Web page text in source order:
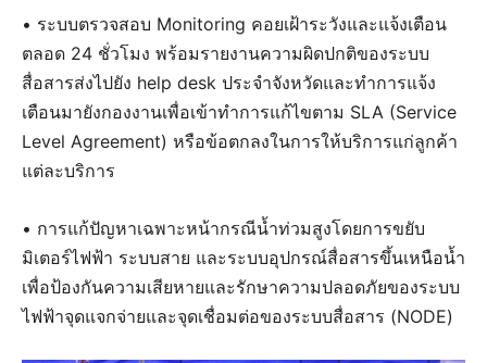
• ระบบตรวจสอบ Monitoring คอยเฝ้าระวังและแจ้งเตือน
ตลอด 24 ชั่วโมง พร้อมรายงานความผิดปกติของระบบ
สื่อสารส่งไปยัง help desk ประจำจังหวัดและทำการแจ้ง
เตือนมายังกองงานเพื่อเข้าทำการแก้ไขตาม SLA (Service
Level Agreement) หรือข้อตกลงในการให้บริการแก่ลูกค้า
แต่ละบริการ
• การแก้ปัญหาเฉพาะหน้ากรณีน้ำท่วมสูงโดยการขยับ
มิเตอร์ไฟฟ้า ระบบสาย และระบบอุปกรณ์สื่อสารขึ้นเหนือน้ำ
เพื่อป้องกันความเสียหายและรักษาความปลอดภัยของระบบ
ไฟฟ้าจุดแจกจ่ายและจุดเชื่อมต่อของระบบสื่อสาร (NODE)